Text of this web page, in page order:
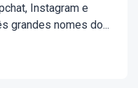
Instagram e
grandes nomes do...